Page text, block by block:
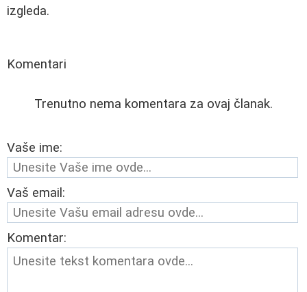
izgleda.
Komentari
Trenutno nema komentara za ovaj članak.
Vaše ime:
Vaš email:
Komentar: